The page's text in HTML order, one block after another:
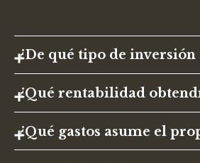
¿De qué tipo de inversión
¿Qué rentabilidad
¿Qué gastos asume el